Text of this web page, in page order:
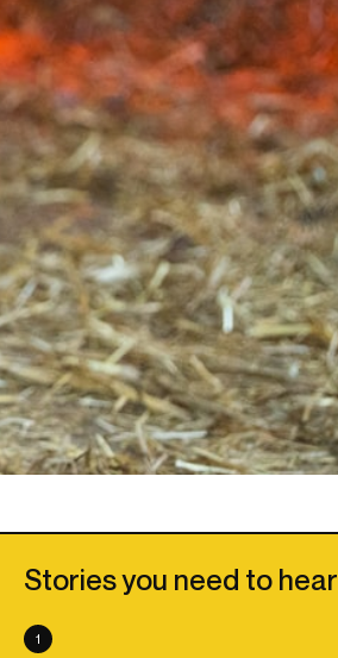
Stories you need to hear
1